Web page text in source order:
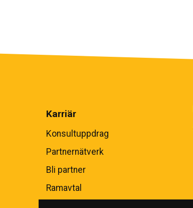
Karriär
Konsultuppdrag
Partnernätverk
Bli partner
Ramavtal